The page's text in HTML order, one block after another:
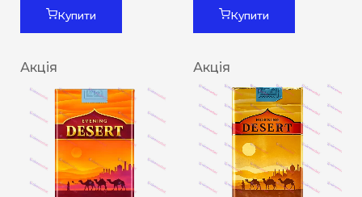
Купити Купити
Акція Акція